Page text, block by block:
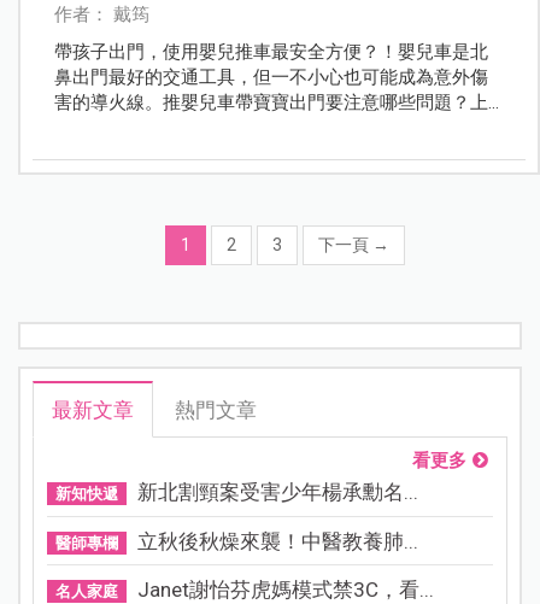
作者： 戴筠
帶孩子出門，使用嬰兒推車最安全方便？！嬰兒車是北
鼻出門最好的交通工具，但一不小心也可能成為意外傷
害的導火線。推嬰兒車帶寶寶出門要注意哪些問題？上
1 2 3 下一頁 →
最新文章 熱門文章
看更多
新知快遞 新北割頸案受害少年楊承勳名...
醫師專欄 立秋後秋燥來襲！中醫教養肺...
名人家庭 Janet謝怡芬虎媽模式禁3C，看...